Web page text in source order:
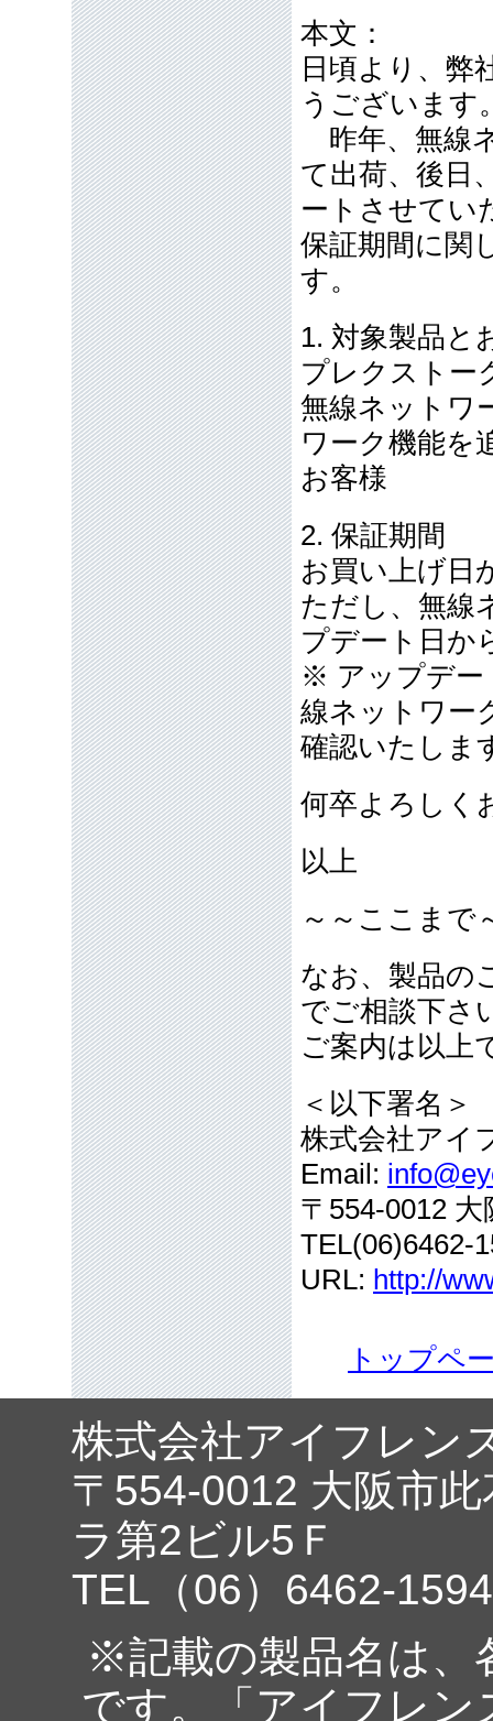
本文：
日頃より、弊
うございます
昨年、無線
て出荷、後日
ートさせてい
保証期間に関
す。
1. 対象製品と
プレクストー
無線ネットワ
ワーク機能を
お客様
2. 保証期間
お買い上げ日
ただし、無線
プデート日か
※ アップデー
線ネットワー
確認いたしま
何卒よろしく
以上
～～ここまで
なお、製品の
でご相談下さ
ご案内は以上
＜以下署名＞
株式会社アイ
Email:
〒554-0012
TEL(06)6462-
URL: http://
トップペ
株式会社アイフレン
〒554-0012 大阪市
ラ第2ビル5Ｆ
TEL（06）6462-
※記載の製品名は、
です。「アイフレ